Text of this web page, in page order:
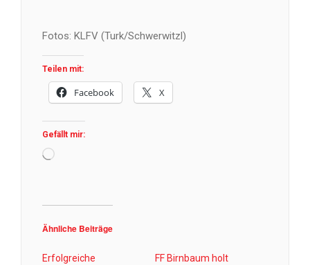
Fotos: KLFV (Turk/Schwerwitzl)
Teilen mit:
Facebook X
Gefällt mir:
Wird
Ähnliche Beiträge
Erfolgreiche
FF Birnbaum holt